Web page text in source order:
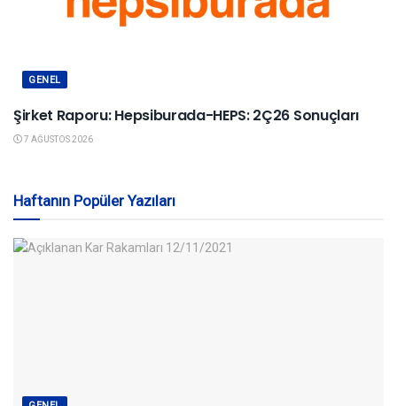
GENEL
Şirket Raporu: Hepsiburada-HEPS: 2Ç26 Sonuçları
7 AĞUSTOS 2026
Haftanın Popüler Yazıları